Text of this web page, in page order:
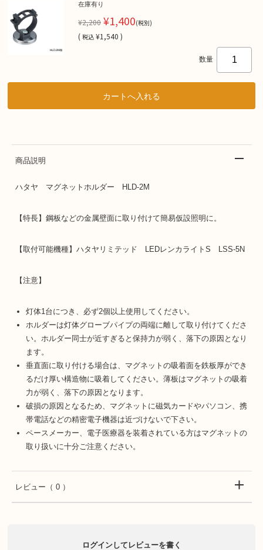
在庫有り
¥2,200 ¥1,400(税別)
( 税込 ¥1,540 )
数量
商品説明
ハタヤ マグネットホルダー HLD-2M
【特長】鋼板などの金属壁面に取り付けて簡易仮設照明に。
【取付可能機種】ハタヤリミテッド LEDレンカライトS LSS-5N
【注意】
灯体1台につき、必ず2個以上使用してください。
ホルダーは灯体グローブパイプの両端に離して取り付けてくださ
い。ホルダー同士が近すぎると保持力が弱く、落下の原因となり
ます。
垂直面に取り付ける場合は、マグネットの吸着面を鉄板厚ができ
るだけ厚い構造物に吸着してください。薄板はマグネットの吸着
力が弱く、落下の原因となります。
破損の原因となるため、マグネットに磁気カードやパソコン、携
帯電話などの精密電子機器は近づけないで下さい。
ペースメーカー、電子医療器を装着されている方はマグネットの
取り扱いに十分ご注意ください。
レビュー （ 0 ）
ログインしてレビューを書く